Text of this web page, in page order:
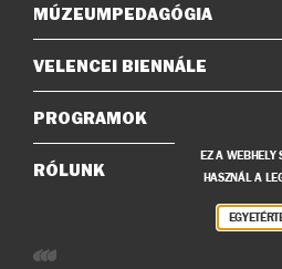
MÚZEUMPEDAGÓGIA
VELENCEI BIENNÁLE
PROGRAMOK
RÓLUNK
Weboldalunkat
EZ A WEBHELY
HASZNÁL A